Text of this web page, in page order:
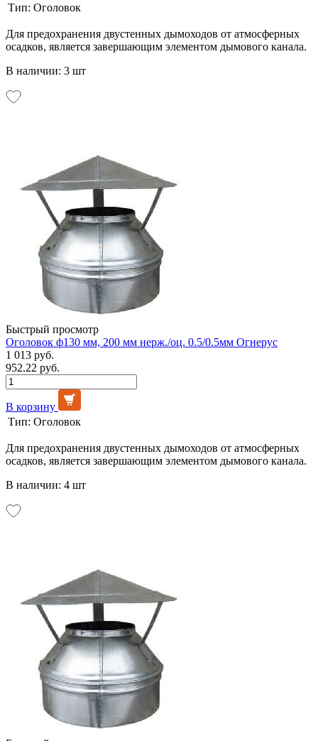
Тип: Оголовок
Для предохранения двустенных дымоходов от атмосферных
осадков, является завершающим элементом дымового канала.
В наличии: 3 шт
Быстрый просмотр
Оголовок ф130 мм, 200 мм нерж./оц. 0.5/0.5мм Огнерус
1 013 руб.
952.22 руб.
В корзину
Тип: Оголовок
Для предохранения двустенных дымоходов от атмосферных
осадков, является завершающим элементом дымового канала.
В наличии: 4 шт